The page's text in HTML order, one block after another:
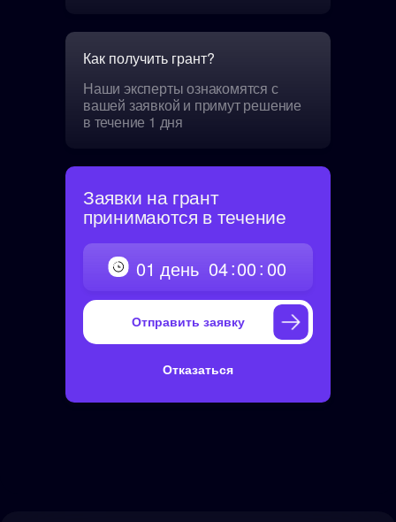
Как получить грант?
Наши эксперты ознакомятся с
вашей заявкой и примут решение
в течение 1 дня
Заявки на грант
принимаются в течение
01 день 04:00: 00
Отправить заявку
Отказаться